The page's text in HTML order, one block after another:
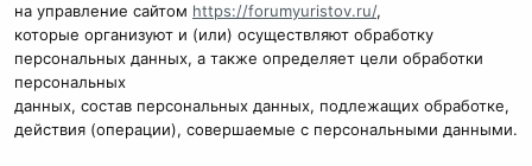
на управление сайтом https://forumyuristov.ru/,
которые организуют и (или) осуществляют обработку
персональных данных, а также определяет цели обработки
персональных
данных, состав персональных данных, подлежащих обработке,
действия (операции), совершаемые с персональными данными.